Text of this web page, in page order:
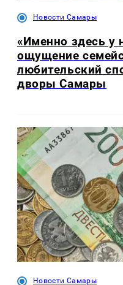
Новости Самары
«Именно здесь у
ощущение
любительский
дворы Самары
Новости Самары